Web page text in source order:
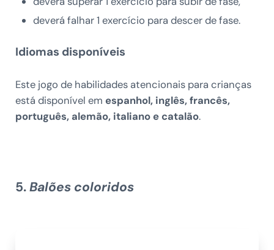
deverá falhar 1 exercício para descer de fase.
Idiomas disponíveis
Este jogo de habilidades atencionais para crianças
está disponível em espanhol, inglês, francês,
português, alemão, italiano e catalão.
5.Balões coloridos